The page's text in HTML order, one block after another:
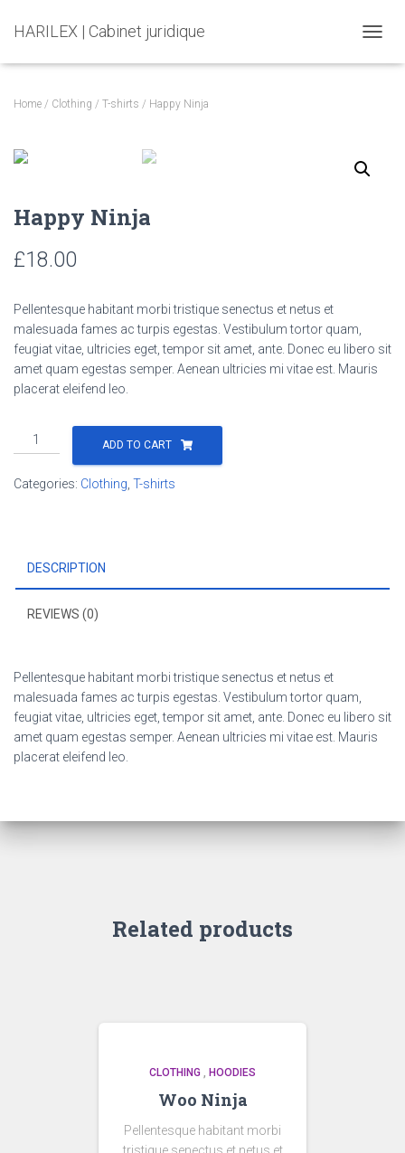
HARILEX | Cabinet juridique
O
Home / Clothing / T-shirts / Happy Ninja
Happy Ninja
£18.00
Pellentesque habitant morbi tristique senectus et netus et
malesuada fames ac turpis egestas. Vestibulum tortor quam,
feugiat vitae, ultricies eget, tempor sit amet, ante. Donec eu libero sit
amet quam egestas semper. Aenean ultricies mi vitae est. Mauris
placerat eleifend leo.
Happy
Ninja
ADD TO CART
Categories: Clothing, T-shirts
DESCRIPTION
REVIEWS (0)
Pellentesque habitant morbi tristique senectus et netus et
malesuada fames ac turpis egestas. Vestibulum tortor quam,
feugiat vitae, ultricies eget, tempor sit amet, ante. Donec eu libero sit
amet quam egestas semper. Aenean ultricies mi vitae est. Mauris
placerat eleifend leo.
Related products
CLOTHING , HOODIES
Woo Ninja
Pellentesque habitant morbi